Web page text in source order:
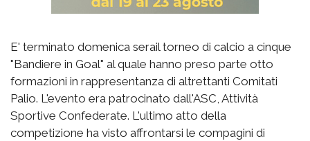
E' terminato domenica serail torneo di calcio a cinque
"Bandiere in Goal" al quale hanno preso parte otto
formazioni in rappresentanza di altrettanti Comitati
Palio. L'evento era patrocinato dall'ASC, Attività
Sportive Confederate. L'ultimo atto della
competizione ha visto affrontarsi le compagini di